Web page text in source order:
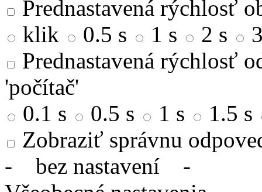
Prednastavená rýchlosť
klik
0.5 s 1 s 2 s
Prednastavená rýchlosť
'počítač'
0.1 s
0.5 s 1 s
1.5 s
Zobraziť správnu
- bez nastavení -